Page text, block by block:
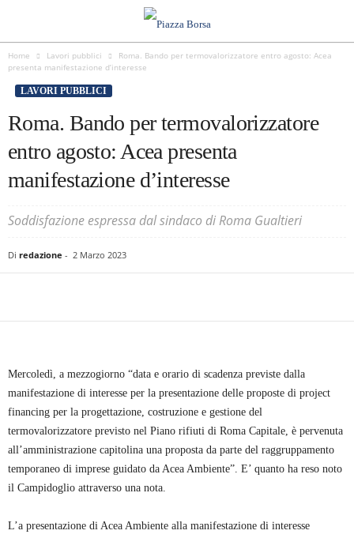
Home Lavori pubblici
Roma. Bando per termovalorizzatore entro agosto: Acea
presenta manifestazione d’interesse
LAVORI PUBBLICI
Roma. Bando per termovalorizzatore
entro agosto: Acea presenta
manifestazione d’interesse
Soddisfazione espressa dal sindaco di Roma Gualtieri
Di redazione - 2 Marzo 2023
Mercoledì, a mezzogiorno “data e orario di scadenza previste dalla
manifestazione di interesse per la presentazione delle proposte di project
financing per la progettazione, costruzione e gestione del
termovalorizzatore previsto nel Piano rifiuti di Roma Capitale, è pervenuta
all’amministrazione capitolina una proposta da parte del raggruppamento
temporaneo di imprese guidato da Acea Ambiente”. E’ quanto ha reso noto
il Campidoglio attraverso una nota.
L’a presentazione di Acea Ambiente alla manifestazione di interesse